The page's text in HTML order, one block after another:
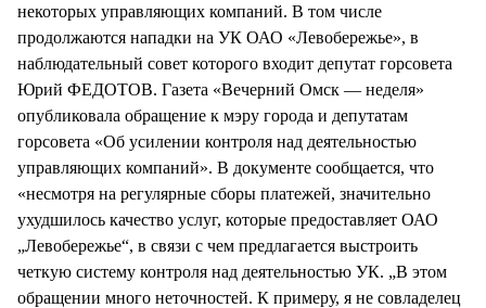
некоторых управляющих компаний. В том числе
продолжаются нападки на УК ОАО «Левобережье», в
наблюдательный совет которого входит депутат горсовета
Юрий ФЕДОТОВ. Газета «Вечерний Омск — неделя»
опубликовала обращение к мэру города и депутатам
горсовета «Об усилении контроля над деятельностью
управляющих компаний». В документе сообщается, что
«несмотря на регулярные сборы платежей, значительно
ухудшилось качество услуг, которые предоставляет ОАО
„Левобережье“, в связи с чем предлагается выстроить
четкую систему контроля над деятельностью УК. „В этом
обращении много неточностей. К примеру, я не совладелец